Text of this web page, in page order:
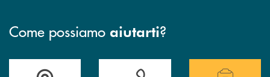
Come possiamo aiutarti?
Accedi all' elenco completo delle filiali della Cassa Rurale.
Hai bisogno di assistenza immediata?
Hai bisogno di